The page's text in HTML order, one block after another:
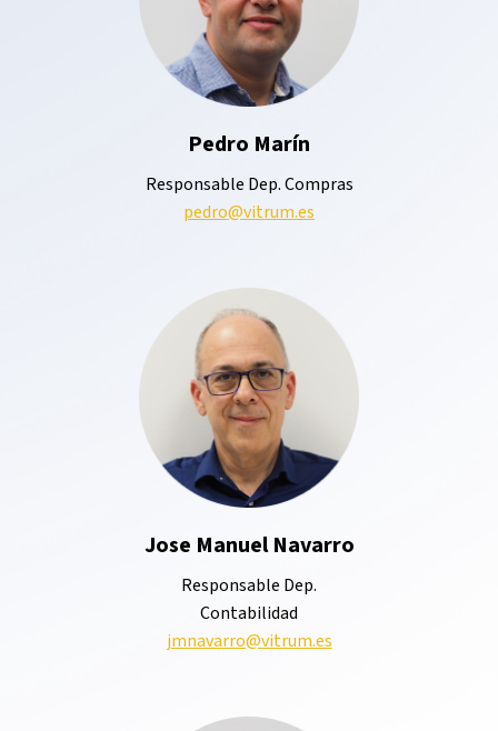
Pedro Marín
Responsable Dep. Compras
pedro@vitrum.es
Jose Manuel Navarro
Responsable Dep.
Contabilidad
jmnavarro@vitrum.es